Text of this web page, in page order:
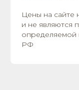
Цены на сайте
и не являются
определяемой
РФ